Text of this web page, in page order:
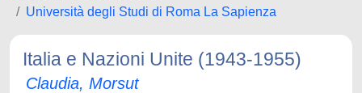
Università degli Studi di Roma La Sapienza
Italia e Nazioni Unite (1943-1955)
Claudia, Morsut